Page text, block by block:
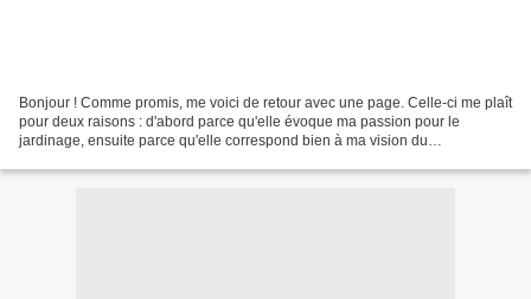
Bonjour ! Comme promis, me voici de retour avec une page. Celle-ci me plaît
pour deux raisons : d'abord parce qu'elle évoque ma passion pour le
jardinage, ensuite parce qu'elle correspond bien à ma vision du